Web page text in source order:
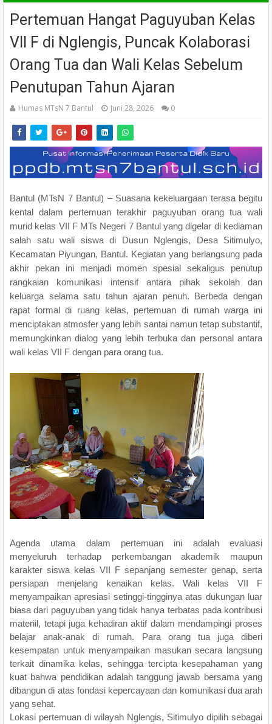
Pertemuan Hangat Paguyuban Kelas
VII F di Nglengis, Puncak Kolaborasi
Orang Tua dan Wali Kelas Sebelum
Penutupan Tahun Ajaran
Humas MTsN 7 Bantul Juni 28, 2026 0
Bantul (MTsN 7 Bantul) – Suasana kekeluargaan terasa begitu
kental dalam pertemuan terakhir paguyuban orang tua wali
murid kelas VII F MTs Negeri 7 Bantul yang digelar di kediaman
salah satu wali siswa di Dusun Nglengis, Desa Sitimulyo,
Kecamatan Piyungan, Bantul. Kegiatan yang berlangsung pada
akhir pekan ini menjadi momen spesial sekaligus penutup
rangkaian komunikasi intensif antara pihak sekolah dan
keluarga selama satu tahun ajaran penuh. Berbeda dengan
rapat formal di ruang kelas, pertemuan di rumah warga ini
menciptakan atmosfer yang lebih santai namun tetap substantif,
memungkinkan dialog yang lebih terbuka dan personal antara
wali kelas VII F dengan para orang tua.
Agenda utama dalam pertemuan ini adalah evaluasi
menyeluruh terhadap perkembangan akademik maupun
karakter siswa kelas VII F sepanjang semester genap, serta
persiapan menjelang kenaikan kelas. Wali kelas VII F
menyampaikan apresiasi setinggi-tingginya atas dukungan luar
biasa dari paguyuban yang tidak hanya terbatas pada kontribusi
materiil, tetapi juga kehadiran aktif dalam mendampingi proses
belajar anak-anak di rumah. Para orang tua juga diberi
kesempatan untuk menyampaikan masukan secara langsung
terkait dinamika kelas, sehingga tercipta kesepahaman yang
kuat bahwa pendidikan adalah tanggung jawab bersama yang
dibangun di atas fondasi kepercayaan dan komunikasi dua arah
yang sehat.
Lokasi pertemuan di wilayah Nglengis, Sitimulyo dipilih sebagai